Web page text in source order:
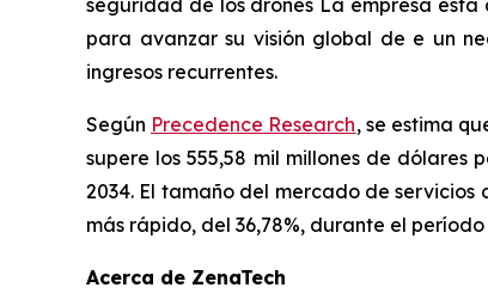
seguridad de los drones La empresa
para avanzar su visión global de e un
ingresos recurrentes.
Según Precedence Research, se estima
supere los 555,58 mil millones de dólares
2034. El tamaño del mercado de servicios
más rápido, del 36,78%, durante el
Acerca de ZenaTech